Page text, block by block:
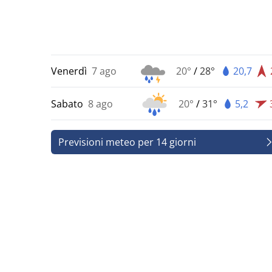
Venerdì 7 ago 20° /28° 20,7
Sabato 8 ago 20° /31° 5,2
Previsioni meteo per 14 giorni